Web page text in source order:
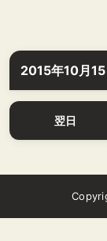
2015年10月15
翌日